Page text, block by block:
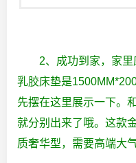
2、成功到家，家
乳胶床垫是
先摆在这里展示一下。
就分别出来了哦。这款
质奢华型，需要高端大